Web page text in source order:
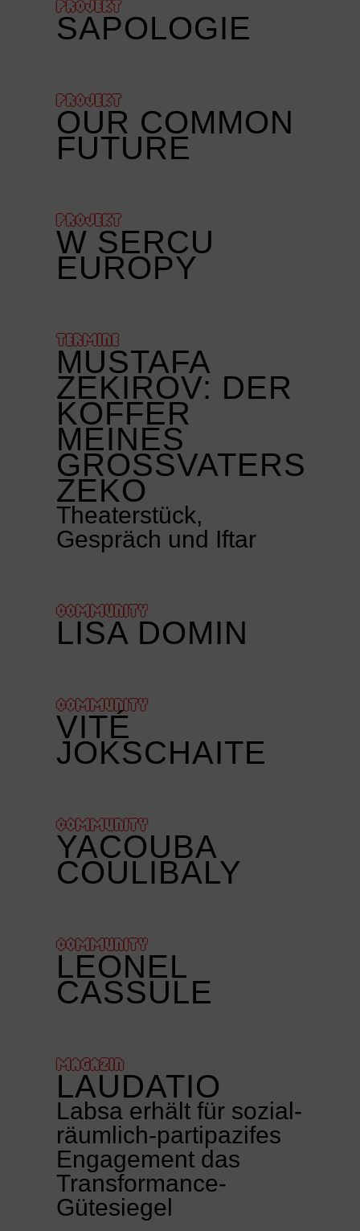
PROJEKT
SAPOLOGIE
PROJEKT
OUR COMMON
FUTURE
PROJEKT
W SERCU
EUROPY
TERMINE
MUSTAFA
ZEKIROV: DER
KOFFER
MEINES
GROSSVATERS Z
EKO
Theaterstück,
Gespräch und Iftar
COMMUNITY
LISA DOMIN
COMMUNITY
VITÉ
JOKSCHAITE
COMMUNITY
YACOUBA
COULIBALY
COMMUNITY
LEONEL
CASSULE
MAGAZIN
LAUDATIO
Labsa erhält für sozial-
räumlich-partipazifes
Engagement das
Transformance-
Gütesiegel